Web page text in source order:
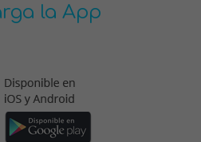
la App